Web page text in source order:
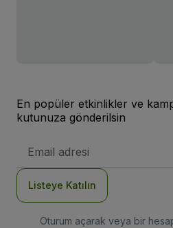
En popüler etkinlikler ve
kutunuza gönderilsin
posta
Listeye Katılın
Oturum açarak veya bir